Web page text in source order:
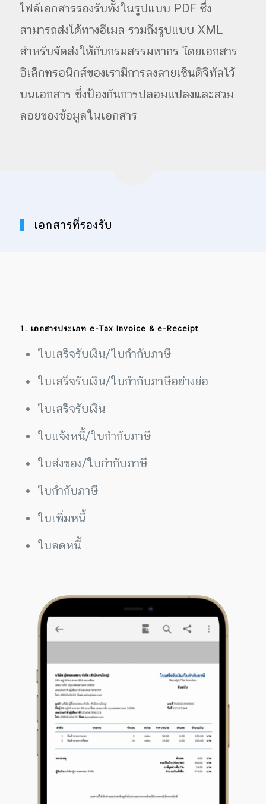
ไฟล์เอกสารรองรับทั้งในรูปแบบ PDF ซึ่ง
สามารถส่งได้ทางอีเมล รวมถึงรูปแบบ XML
สำหรับจัดส่งให้กับกรมสรรมพากร โดยเอกสาร
อิเล็กทรอนิกส์ของเรามีการลงลายเซ็นดิจิทัลไว้
บนเอกสาร ซึ่งป้องกันการปลอมแปลงและสวม
ลอยของข้อมูลในเอกสาร
เอกสารที่รองรับ
1. เอกสารประเภท e-Tax Invoice & e-Receipt
ใบเสร็จรับเงิน/ใบกำกับภาษี
ใบเสร็จรับเงิน/ใบกำกับภาษีอย่างย่อ
ใบเสร็จรับเงิน
ใบแจ้งหนี้/ใบกำกับภาษี
ใบส่งของ/ใบกำกับภาษี
ใบกำกับภาษี
ใบเพิ่มหนี้
ใบลดหนี้